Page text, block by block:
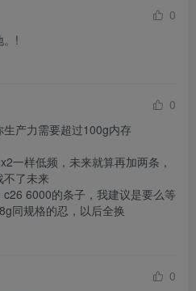
0
。!
0
产力需要超过100g内存
一样低频，未来就算再加两条，
了未来
6000的条子，我建议是要么等
同规格的忍，以后全换
0